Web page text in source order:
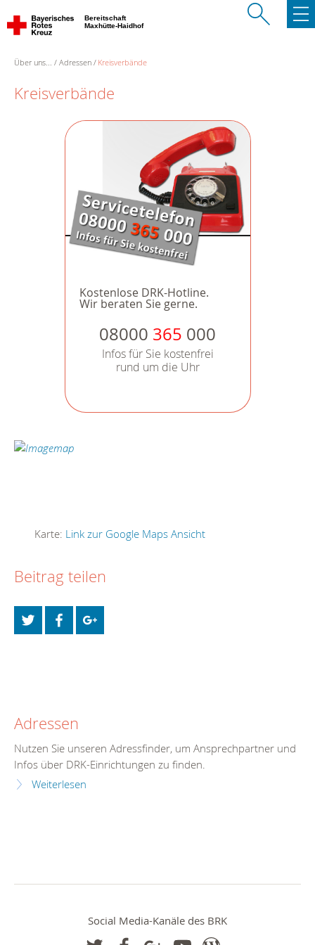
Bereitschaft
Maxhütte-Haidhof
Über uns... Adressen Kreisverbände
Kreisverbände
Kostenlose DRK-Hotline.
Wir beraten Sie gerne.
08000 365 000
Infos für Sie kostenfrei
rund um die Uhr
Karte: Link zur Google Maps Ansicht
Beitrag teilen
Adressen
Nutzen Sie unseren Adressfinder, um Ansprechpartner und
Infos über DRK-Einrichtungen zu finden.
Weiterlesen
Social Media-Kanäle des BRK